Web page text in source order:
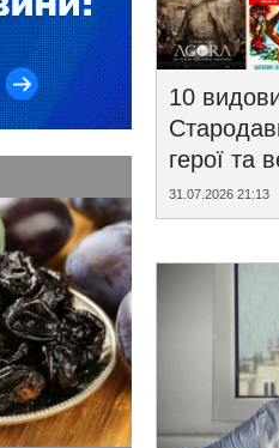
10
герої та
31.07.2026 21:13